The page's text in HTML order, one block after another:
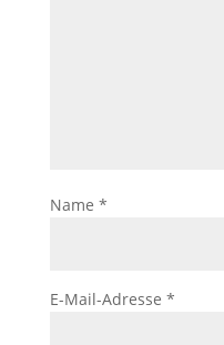
Name *
E-Mail-Adresse *